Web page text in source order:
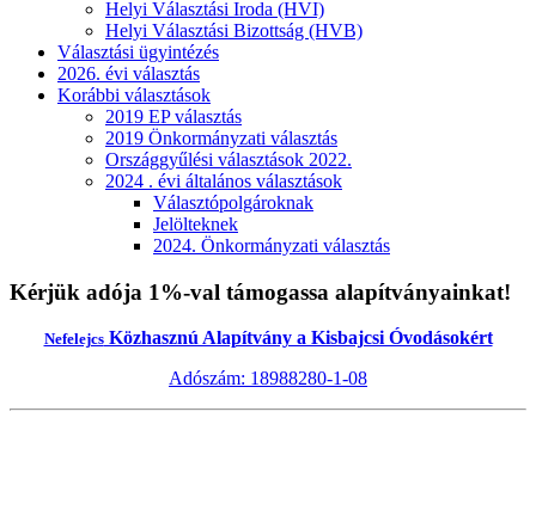
Helyi Választási Iroda (HVI)
Helyi Választási Bizottság (HVB)
Választási ügyintézés
2026. évi választás
Korábbi választások
2019 EP választás
2019 Önkormányzati választás
Országgyűlési választások 2022.
2024 . évi általános választások
Választópolgároknak
Jelölteknek
2024. Önkormányzati választás
Kérjük adója 1%-val támogassa alapítványainkat!
NefelejcsKözhasznú Alapítvány a Kisbajcsi Óvodásokért
Adószám: 18988280-1-08